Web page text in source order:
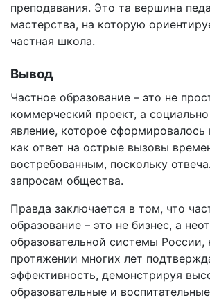
преподавания. Это та вершина
мастерства, на которую
частная школа.
Вывод
Частное образование – это не
коммерческий проект, а
явление, которое
как ответ на острые вызовы
востребованным, поскольку
запросам общества.
Правда заключается в том, что
образование – это не бизнес, а
образовательной системы России,
протяжении многих лет
эффективность, демонстрируя
образовательные и